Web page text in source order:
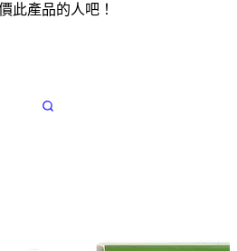
此產品的人吧！